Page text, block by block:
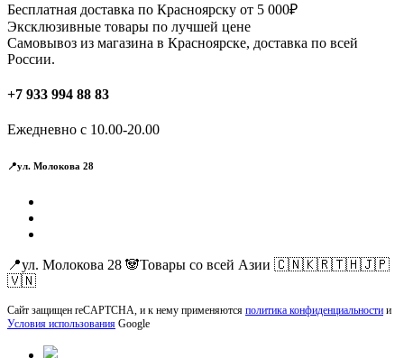
Бесплатная доставка по Красноярску от 5 000₽
Эксклюзивные товары по лучшей цене
Самовывоз из магазина в Красноярске, доставка по всей
России.
+7 933 994 88 83
Ежедневно с 10.00-20.00
📍ул. Молокова 28
📍ул. Молокова 28 🐼Товары со всей Азии 🇨🇳🇰🇷🇹🇭🇯🇵
🇻🇳
Сайт защищен reCAPTCHA, и к нему применяются политика конфиденциальности и
Условия использования Google